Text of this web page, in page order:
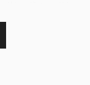
jūsų mikrobangų
ir kitiems